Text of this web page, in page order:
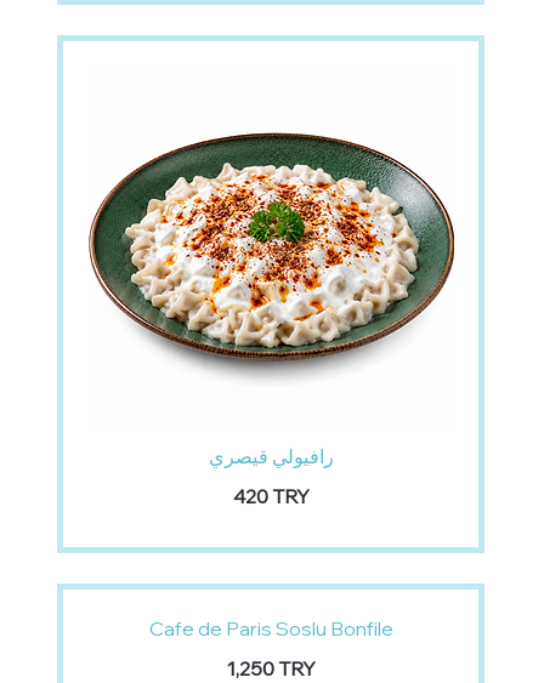
رافيولي قيصري
‏420 TRY
Cafe de Paris Soslu Bonfile
‏1,250 TRY